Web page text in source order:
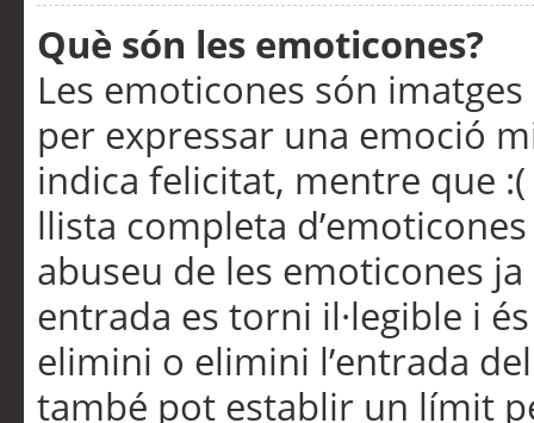
Què són les emoticones?
Les emoticones són
per expressar una emoció
indica felicitat, mentre que
llista completa
abuseu de les emoticones
entrada es torni il·legible i
elimini o elimini l’entrada
també pot establir un límit